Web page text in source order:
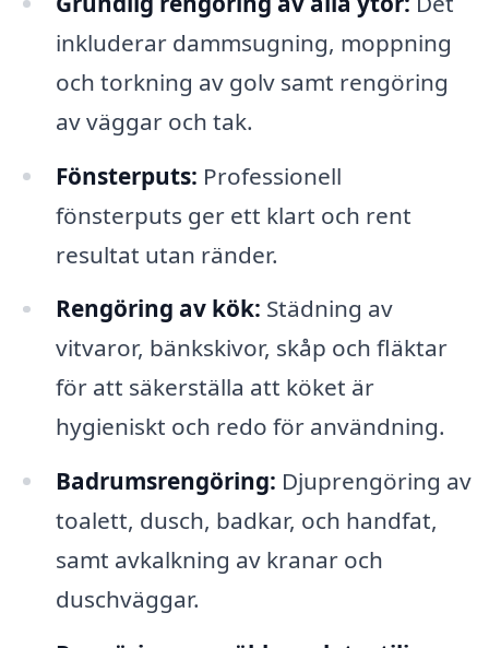
inkluderar dammsugning, moppning
och torkning av golv samt rengöring
av väggar och tak.
Fönsterputs: Professionell
fönsterputs ger ett klart och rent
resultat utan ränder.
Rengöring av kök: Städning av
vitvaror, bänkskivor, skåp och fläktar
för att säkerställa att köket är
hygieniskt och redo för användning.
Badrumsrengöring: Djuprengöring av
toalett, dusch, badkar, och handfat,
samt avkalkning av kranar och
duschväggar.